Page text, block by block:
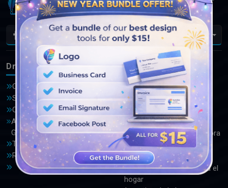
Es
DrawLogo
Ofertas
Sobre nosotros
Contáctenos
Allgemeine
Geschäftsbedingungen
Términos y condiciones
Reseñas
Logotipos
Logotipo de Advocate
Logotipo automotriz
Logotipo del baloncesto
Logotipo del pájaro
Logotipo de la computadora
Logotipo de la corona
Logotipo de jardín
Logotipo de mejoras para el
hogar